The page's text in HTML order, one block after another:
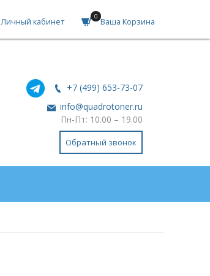
Личный кабинет 0 Ваша Корзина
+7 (499) 653-73-07
info@quadrotoner.ru
Пн-Пт: 10.00 – 19.00
Обратный звонок